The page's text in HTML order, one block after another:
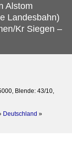
Alstom
Landesbahn)
Kr Siegen –
Blende: 43/10,
Deutschland »